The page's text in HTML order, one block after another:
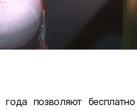
позволяют бесплатно